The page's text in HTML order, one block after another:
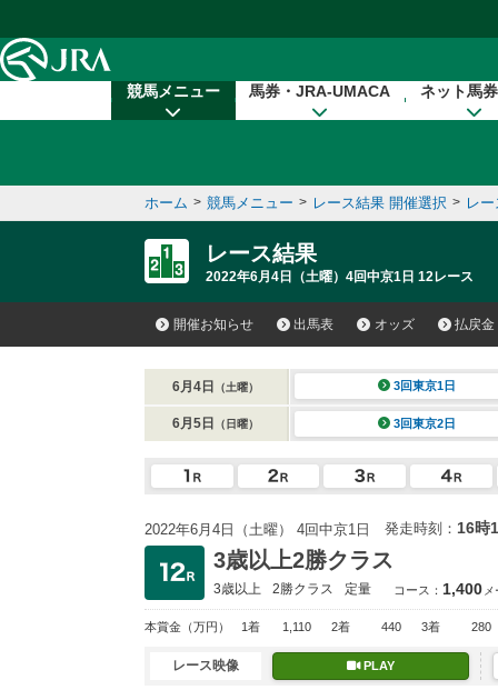
競馬メニュー 馬券・JRA-UMACA ネット馬
ホーム > 競馬メニュー > レース結果 開催選択 > レ
レース結果
2022年6月4日（土曜）4回中京1日 12レース
開催お知らせ 出馬表 オッズ 払戻金
6月4日 （土曜） 3回東京1日
6月5日 （日曜） 3回東京2日
2022年6月4日（土曜） 4回中京1日 発走時刻： 16時
3歳以上2勝クラス
3歳以上 2勝クラス 定量 コース： 1,400
本賞金 （万円） 1着 1,110 2着 440 3着 280
レース映像 PLAY